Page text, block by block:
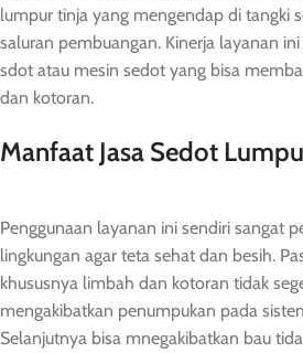
lumpur tinja yang mengendap di tangki
saluran pembuangan. Kinerja layanan
sdot atau mesin sedot yang bisa
dan kotoran.
Manfaat Jasa Sedot
Penggunaan layanan ini sendiri sangat
lingkungan agar teta sehat dan besih.
khususnya limbah dan kotoran tidak
mengakibatkan penumpukan pada
Selanjutnya bisa mnegakibatkan bau